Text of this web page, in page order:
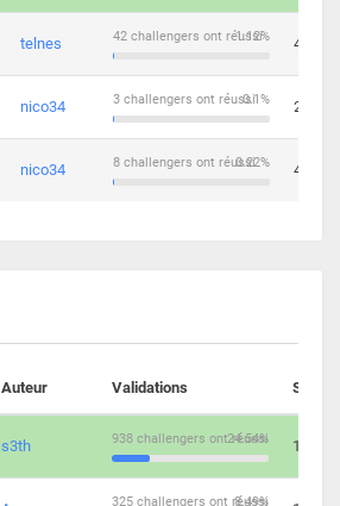
telnes 1.12%
42 challengers ont réussi 4
nico34 0.1%
3 challengers ont réussi 2
nico34 0.22%
8 challengers ont réussi 4
Auteur Validations
s3th 24.54%
938 challengers ont réussi 14
8.49%
325 challengers ont réussi